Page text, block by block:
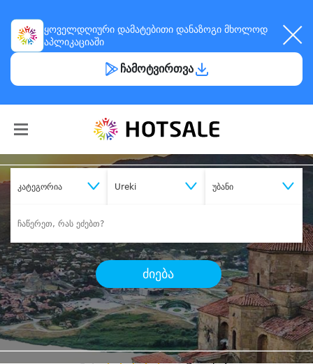
ყოველდღიური დამატებითი დანაზოგი მხოლოდ
აპლიკაციაში
ჩამოტვირთვა
კატეგორია Ureki უბანი
ძიება
შეიძინესასურველი მომსახურება
დიდი დანაზოგით